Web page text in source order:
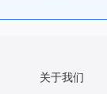
关于我们